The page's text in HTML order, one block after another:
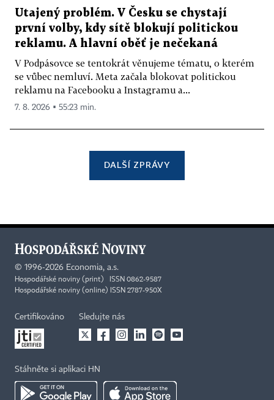
Utajený problém. V Česku se chystají
první volby, kdy sítě blokují politickou
reklamu. A hlavní oběť je nečekaná
V Podpásovce se tentokrát věnujeme tématu, o kterém
se vůbec nemluví. Meta začala blokovat politickou
reklamu na Facebooku a Instagramu a...
7. 8. 2026 ▪ 55:23 min.
DALŠÍ ZPRÁVY
© 1996-2026 Economia, a.s.
Hospodářské noviny (print) ISSN 0862-9587
Hospodářské noviny (online) ISSN 2787-950X
Certifikováno Sledujte nás
Stáhněte si aplikaci HN